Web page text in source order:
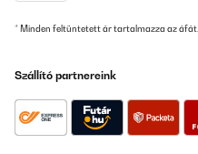
* Minden feltüntetett ár tartalmazza az áfát.
Szállító partnereink